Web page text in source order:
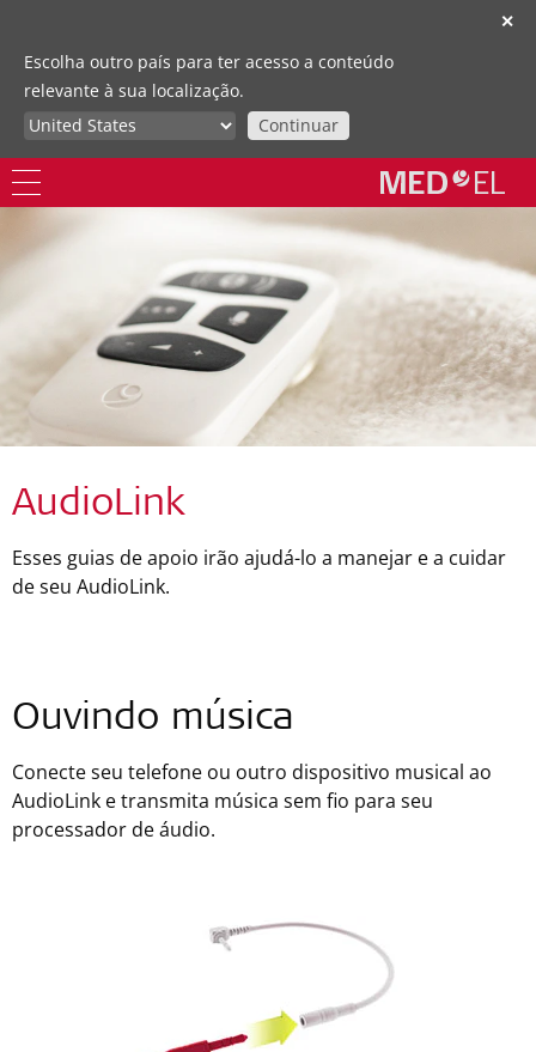
✕
Escolha outro país para ter acesso a conteúdo
relevante à sua localização.
Continuar
AudioLink
Esses guias de apoio irão ajudá-lo a manejar e a cuidar
de seu AudioLink.
Ouvindo música
Conecte seu telefone ou outro dispositivo musical ao
AudioLink e transmita música sem fio para seu
processador de áudio.